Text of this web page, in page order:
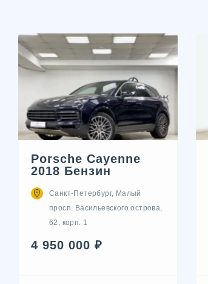
Porsche Cayenne
2018 Бензин
Санкт-Петербург, Малый
просп. Васильевского острова,
62, корп. 1
4 950 000 ₽